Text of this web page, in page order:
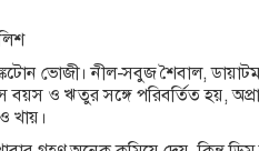
ভোজী। নীল-সবুজ শৈবাল,
বয়স ও ঋতুর সঙ্গে পরিবর্তিত হয়,
খায়।